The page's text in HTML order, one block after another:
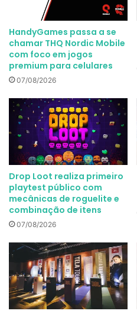
HandyGames passa a se
chamar THQ Nordic Mobile
com foco em jogos
premium para celulares
07/08/2026
Drop Loot realiza primeiro
playtest público com
mecânicas de roguelite e
combinação de itens
07/08/2026